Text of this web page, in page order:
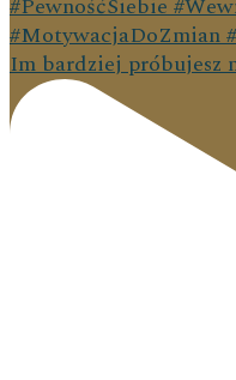
Im bardziej próbujesz